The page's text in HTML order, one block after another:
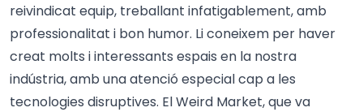
reivindicat equip, treballant infatigablement, amb
professionalitat i bon humor. Li coneixem per haver
creat molts i interessants espais en la nostra
indústria, amb una atenció especial cap a les
tecnologies disruptives. El Weird Market, que va